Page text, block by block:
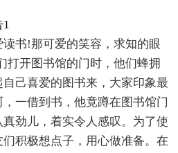
1
书!那可爱的笑容，求知的眼
打开图书馆的门时，他们蜂拥
己喜爱的图书来，大家印象最
一借到书，他竟蹲在图书馆门
劲儿，着实令人感叹。为了使
积极想点子，用心做准备。在